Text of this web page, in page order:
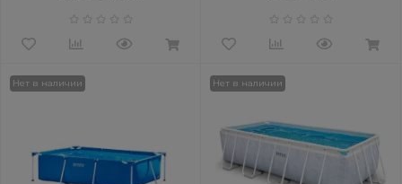
Нет в наличии Нет в наличии